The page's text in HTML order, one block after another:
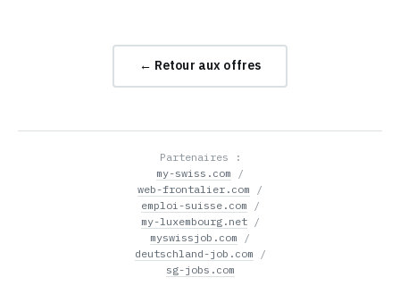
← Retour aux offres
Partenaires :
my-swiss.com /
web-frontalier.com /
emploi-suisse.com /
my-luxembourg.net/
myswissjob.com /
deutschland-job.com /
sg-jobs.com